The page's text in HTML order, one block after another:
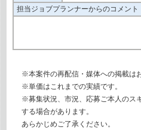
担当ジョブプランナーからのコメント
※本案件の再配信・媒体への掲載は
※単価はこれまでの実績です。
※募集状況、市況、応募ご本人のス
する場合があります。
あらかじめご了承ください。